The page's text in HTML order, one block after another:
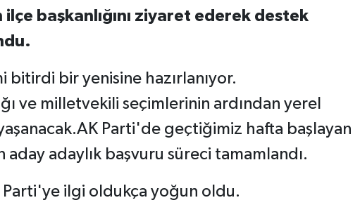
başkanlığını ziyaret ederek destek
bitirdi bir yenisine hazırlanıyor.
ve milletvekili seçimlerinin ardından yerel
Parti'de geçtiğimiz hafta başlayan
aday adaylık başvuru süreci tamamlandı.
Parti'ye ilgi oldukça yoğun oldu.